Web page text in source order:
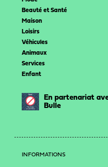
Beauté et Santé
Maison
Loisirs
Véhicules
Animaux
Services
Enfant
En partenariat
Bulle
INFORMATIONS